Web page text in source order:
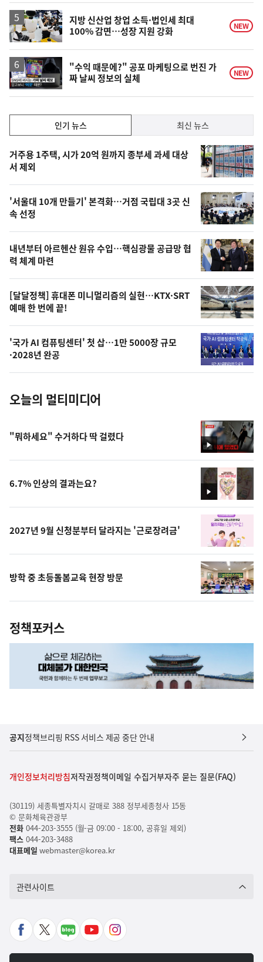
하
락
지방 신산업 창업 소득·법인세 최대
100% 감면…성장 지원 강화
NEW
영
상
"수익 때문에?" 공포 마케팅으로 번진 가
짜 날씨 정보의 실체
NEW
기,
최
신,
오
늘
의
영
상
오
늘
의
사
진
인기 뉴스 최신 뉴스
기
뉴
스
거주용 1주택, 시가 20억 원까지 종부세 과세 대상
서 제외
'서울대 10개 만들기' 본격화…거점 국립대 3곳 신
속 선정
내년부터 아르헨산 원유 수입…핵심광물 공급망 협
력 체계 마련
[달달정책] 휴대폰 미니멀리즘의 실현…KTX·SRT
예매 한 번에 끝!
'국가 AI 컴퓨팅센터' 첫 삽…1만 5000장 규모
·2028년 완공
오늘의 멀티미디어
영
상
"뭐하세요" 수거하다 딱 걸렸다
영
상
6.7% 인상의 결과는요?
2027년 9월 신청분부터 달라지는 '근로장려금'
방학 중 초등돌봄교육 현장 방문
정책포커스
공지정책브리핑 RSS 서비스 제공 중단 안내
개인정보처리방침저작권정책이메일 수집거부자주 묻는 질문(FAQ)
(30119) 세종특별자치시 갈매로 388 정부세종청사 15동
© 문화체육관광부
전화044-203-3555 (월-금 09:00 - 18:00, 공휴일 제외)
팩스044-203-3488
대표메일 webmaster@korea.kr
관련사이트
페
X
네
유
인